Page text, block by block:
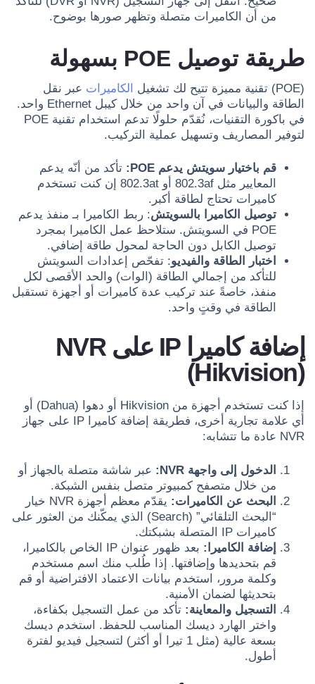
من أن الكاميرات متصلة وتظهر صورها بوضوح.
طريقة توصيل POE بسهولة
(POE) تقنية مميزة تتيح لك تشغيل الكاميرات عبر نقل
الطاقة والبيانات في آن واحد من خلال كيبل Ethernet واحد.
في باكورة التقنيات، نُقدّم حلولًا تدعم استخدام تقنية POE
لتوفير المصاريف وتسهيل عملية التركيب.
قم باختيار سويتش يدعم POE:
تأكد من أنّه يدعم
المعايير مثل 802.3af أو 802.3at إن كنت تستخدم
كاميرات تحتاج لطاقة أكبر.
توصيل الكاميرا بالسويتش: ربط الكاميرا بـ منفذ يدعم
POE في السويتش. ستلاحظ عمل الكاميرا بمجرد
توصيل الكابل دون الحاجة لمحول طاقة إضافي.
اختبار الطاقة والفيديو: تفحّص إعدادات السويتش
للتأكد من إجمالي الطاقة (الوات) والحد الأقصى لكل
منفذ، خاصةً عند تركيب عدة كاميرات أو أجهزة تستقبل
الطاقة في وقتٍ واحد.
إضافة كاميرا IP على NVR
(Hikvision)
إذا كنت تستخدم أجهزة من Hikvision أو دهوا (Dahua) أو
أي علامة تجارية أخرى، فطريقة إضافة كاميرا IP على جهاز
NVR عادة ما تتشابه:
الدخول إلى واجهة NVR:
عبر شاشة متصلة بالجهاز أو
من خلال متصفح كمبيوتر متصل بنفس الشبكة.
البحث عن الكاميرات:
يقدّم معظم أجهزة NVR خيار
“البحث التلقائي” (Search) الذي يمكّنك من العثور على
كاميرات IP المتصلة بشبكتك.
إضافة الكاميرا:
بعد ظهور عنوان IP الخاص بالكاميرا،
قم بتحديدها وإضافتها. إذا طُلب منك اسم مستخدم
وكلمة مرور، استخدم بيانات الاعتماد الافتراضية أو قم
بتحديثها لضمان الأمنية.
التسجيل والمعاينة: تأكد من عمل التسجيل بكفاءة،
واختر الهارد ديسك المناسب للحفظ. استخدم ديسك
بسعة عالية (مثل 1 تيرا أو أكثر) لتسجيل فيديو لفترة
أطول.